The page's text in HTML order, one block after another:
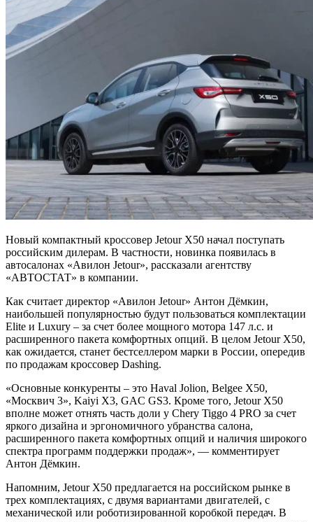
Новый компактный кроссовер Jetour X50 начал поступать
российским дилерам. В частности, новинка появилась в
автосалонах «Авилон Jetour», рассказали агентству
«АВТОСТАТ» в компании.
Как считает директор «Авилон Jetour» Антон Дёмкин,
наибольшей популярностью будут пользоваться комплектации
Elite и Luxury – за счет более мощного мотора 147 л.с. и
расширенного пакета комфортных опций. В целом Jetour X50,
как ожидается, станет бестселлером марки в России, опередив
по продажам кроссовер Dashing.
«Основные конкуренты – это Haval Jolion, Belgee X50,
«Москвич 3», Kaiyi X3, GAC GS3. Кроме того, Jetour X50
вполне может отнять часть доли у Chery Tiggo 4 PRO за счет
яркого дизайна и эргономичного убранства салона,
расширенного пакета комфортных опций и наличия широкого
спектра программ поддержки продаж», — комментирует
Антон Дёмкин.
Напомним, Jetour X50 предлагается на российском рынке в
трех комплектациях, с двумя вариантами двигателей, с
механической или роботизированной коробкой передач. В